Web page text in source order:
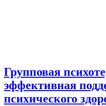
Групповая
эффективная
психического